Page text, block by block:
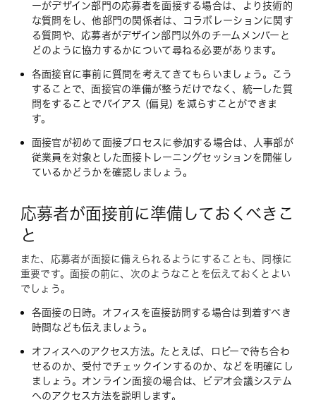
ーがデザイン部門の応募者を面接する場合は、より技術的
な質問をし、他部門の関係者は、コラボレーションに関す
る質問や、応募者がデザイン部門以外のチームメンバーと
どのように協力するかについて尋ねる必要があります。
各面接官に事前に質問を考えてきてもらいましょう。こう
することで、面接官の準備が整うだけでなく、統一した質
問をすることでバイアス (偏見) を減らすことができま
す。
面接官が初めて面接プロセスに参加する場合は、人事部が
従業員を対象とした面接トレーニングセッションを開催し
ているかどうかを確認しましょう。
応募者が面接前に準備しておくべきこ
と
また、応募者が面接に備えられるようにすることも、同様に
重要です。面接の前に、次のようなことを伝えておくとよい
でしょう。
各面接の日時。オフィスを直接訪問する場合は到着すべき
時間なども伝えましょう。
オフィスへのアクセス方法。たとえば、ロビーで待ち合わ
せるのか、受付でチェックインするのか、などを明確にし
ましょう。オンライン面接の場合は、ビデオ会議システム
へのアクセス方法を説明します。